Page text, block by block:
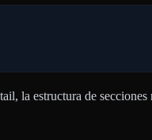
la estructura de